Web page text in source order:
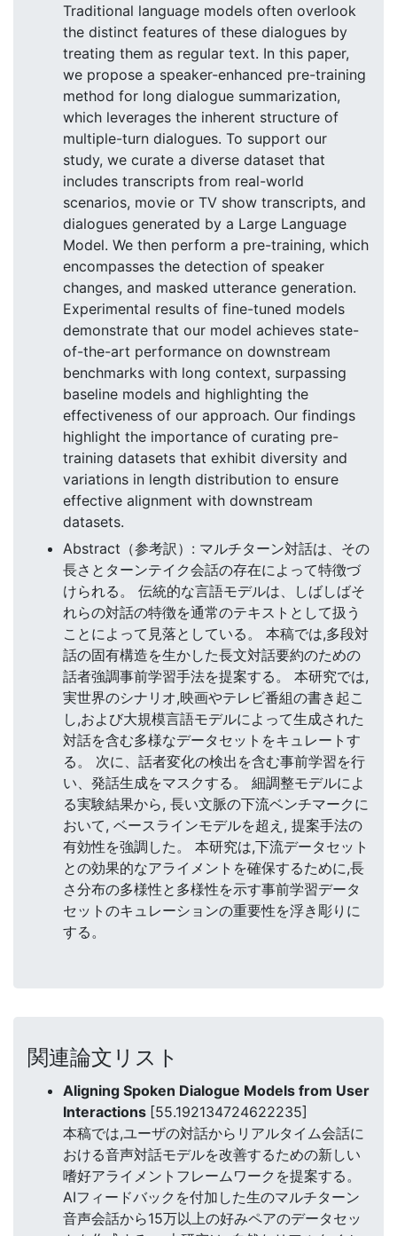
Traditional language models often overlook
the distinct features of these dialogues by
treating them as regular text. In this paper,
we propose a speaker-enhanced pre-training
method for long dialogue summarization,
which leverages the inherent structure of
multiple-turn dialogues. To support our
study, we curate a diverse dataset that
includes transcripts from real-world
scenarios, movie or TV show transcripts, and
dialogues generated by a Large Language
Model. We then perform a pre-training, which
encompasses the detection of speaker
changes, and masked utterance generation.
Experimental results of fine-tuned models
demonstrate that our model achieves state-
of-the-art performance on downstream
benchmarks with long context, surpassing
baseline models and highlighting the
effectiveness of our approach. Our findings
highlight the importance of curating pre-
training datasets that exhibit diversity and
variations in length distribution to ensure
effective alignment with downstream
datasets.
Abstract（参考訳）: マルチターン対話は、その
長さとターンテイク会話の存在によって特徴づ
けられる。 伝統的な言語モデルは、しばしばそ
れらの対話の特徴を通常のテキストとして扱う
ことによって見落としている。 本稿では,多段対
話の固有構造を生かした長文対話要約のための
話者強調事前学習手法を提案する。 本研究では,
実世界のシナリオ,映画やテレビ番組の書き起こ
し,および大規模言語モデルによって生成された
対話を含む多様なデータセットをキュレートす
る。 次に、話者変化の検出を含む事前学習を行
い、発話生成をマスクする。 細調整モデルによ
る実験結果から, 長い文脈の下流ベンチマークに
おいて, ベースラインモデルを超え, 提案手法の
有効性を強調した。 本研究は,下流データセット
との効果的なアライメントを確保するために,長
さ分布の多様性と多様性を示す事前学習データ
セットのキュレーションの重要性を浮き彫りに
する。
関連論文リスト
Aligning Spoken Dialogue Models from User
Interactions [55.192134724622235]
本稿では,ユーザの対話からリアルタイム会話に
おける音声対話モデルを改善するための新しい
嗜好アライメントフレームワークを提案する。
AIフィードバックを付加した生のマルチターン
音声会話から15万以上の好みペアのデータセッ